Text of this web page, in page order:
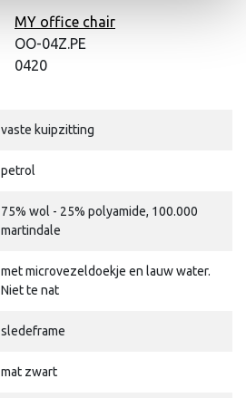
MY office chair
OO-04Z.PE
0420
vaste kuipzitting
petrol
75% wol - 25% polyamide, 100.000
martindale
met microvezeldoekje en lauw water.
Niet te nat
sledeframe
mat zwart